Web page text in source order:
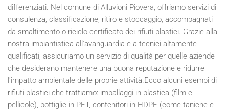
differenziati. Nel comune di Alluvioni Piovera, offriamo servizi di
consulenza, classificazione, ritiro e stoccaggio, accompagnati
da smaltimento o riciclo certificato dei rifiuti plastici. Grazie alla
nostra impiantistica all'avanguardia e a tecnici altamente
qualificati, assicuriamo un servizio di qualità per quelle aziende
che desiderano mantenere una buona reputazione e ridurre
l'impatto ambientale delle proprie attività.Ecco alcuni esempi di
rifiuti plastici che trattiamo: imballaggi in plastica (film e
pellicole), bottiglie in PET, contenitori in HDPE (come taniche e